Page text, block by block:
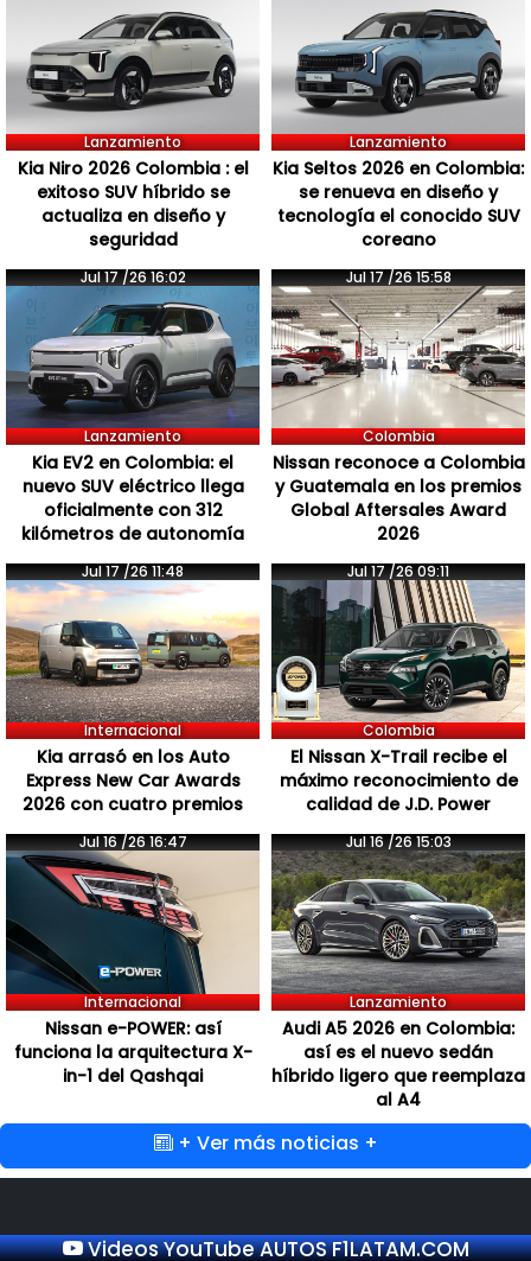
Lanzamiento
Kia Niro 2026 Colombia : el
exitoso SUV híbrido se
actualiza en diseño y
seguridad
Lanzamiento
Kia Seltos 2026 en Colombia:
se renueva en diseño y
tecnología el conocido SUV
coreano
Jul 17 /26 16:02
Lanzamiento
Kia EV2 en Colombia: el
nuevo SUV eléctrico llega
oficialmente con 312
kilómetros de autonomía
Jul 17 /26 15:58
Colombia
Nissan reconoce a Colombia
y Guatemala en los premios
Global Aftersales Award
2026
Jul 17 /26 11:48
Internacional
Kia arrasó en los Auto
Express New Car Awards
2026 con cuatro premios
Jul 17 /26 09:11
Colombia
El Nissan X-Trail recibe el
máximo reconocimiento de
calidad de J.D. Power
Jul 16 /26 16:47
Internacional
Nissan e-POWER: así
funciona la arquitectura X-
in-1 del Qashqai
Jul 16 /26 15:03
Lanzamiento
Audi A5 2026 en Colombia:
así es el nuevo sedán
híbrido ligero que reemplaza
al A4
+ Ver más noticias +
Videos YouTube AUTOS F1LATAM.COM